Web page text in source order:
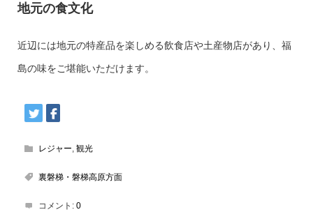
地元の食文化
近辺には地元の特産品を楽しめる飲食店や土産物店があり、福
島の味をご堪能いただけます。
レジャー, 観光
裏磐梯・磐梯高原方面
コメント: 0